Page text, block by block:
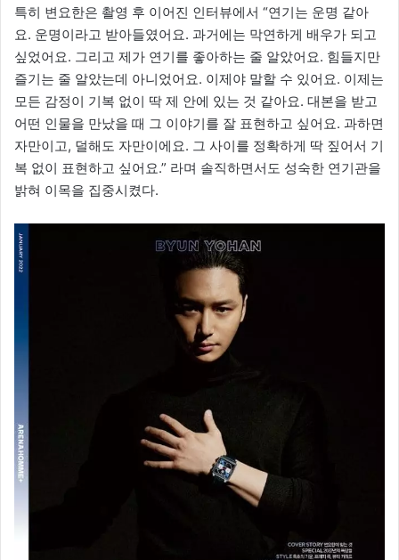
특히 변요한은 촬영 후 이어진 인터뷰에서 “연기는 운명 같아
요. 운명이라고 받아들였어요. 과거에는 막연하게 배우가 되고
싶었어요. 그리고 제가 연기를 좋아하는 줄 알았어요. 힘들지만
즐기는 줄 알았는데 아니었어요. 이제야 말할 수 있어요. 이제는
모든 감정이 기복 없이 딱 제 안에 있는 것 같아요. 대본을 받고
어떤 인물을 만났을 때 그 이야기를 잘 표현하고 싶어요. 과하면
자만이고, 덜해도 자만이에요. 그 사이를 정확하게 딱 짚어서 기
복 없이 표현하고 싶어요.” 라며 솔직하면서도 성숙한 연기관을
밝혀 이목을 집중시켰다.